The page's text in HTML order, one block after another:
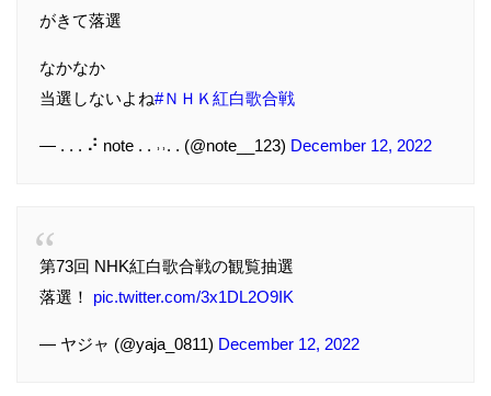
がきて落選
なかなか
当選しないよね#ＮＨＫ紅白歌合戦
— . . . ⠜ note . . ˒˒. . (@note__123) December 12, 2022
第73回 NHK紅白歌合戦の観覧抽選
落選！ pic.twitter.com/3x1DL2O9IK
— ヤジャ (@yaja_0811) December 12, 2022